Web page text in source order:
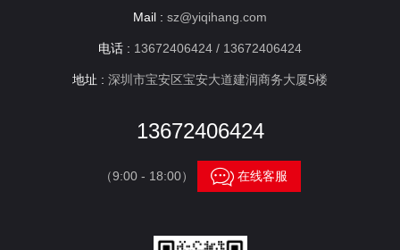
Mail : sz@yiqihang.com
电话 : 13672406424 / 13672406424
地址 : 深圳市宝安区宝安大道建润商务大厦5楼
13672406424
（9:00 - 18:00） 在线客服